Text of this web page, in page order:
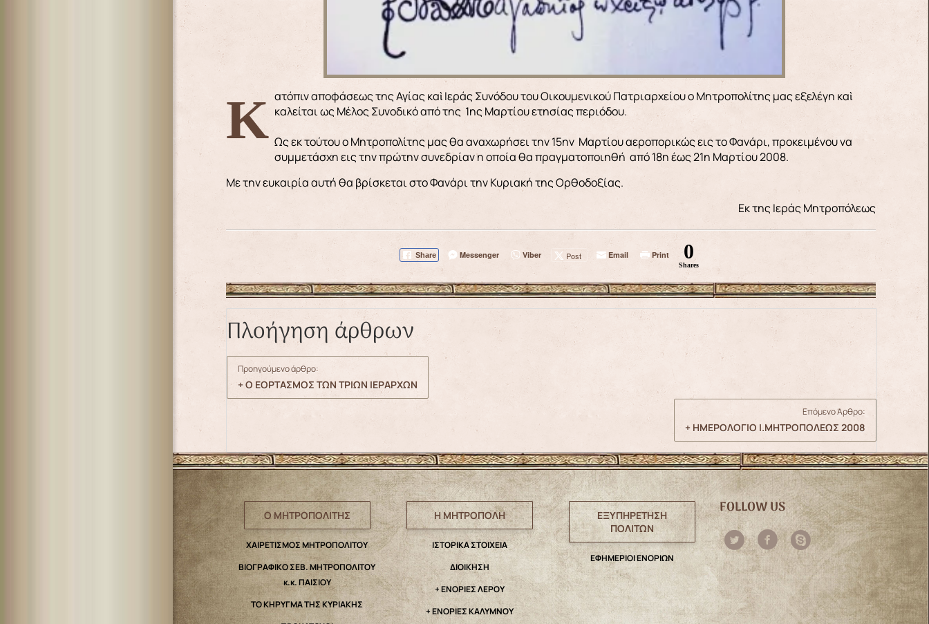
Κατόπιν αποφάσεως της Αγίας καὶ Ιεράς Συνόδου του Οικουμενικού Πατριαρχείου ο Μητροπολίτης μας εξελέγη καὶ καλείται ως Μέλος Συνοδικό από της 1ης Μαρτίου ετησίας περιόδου.
Ως εκ τούτου ο Μητροπολίτης μας θα αναχωρήσει την 15ην Μαρτίου αεροπορικώς εις το Φανάρι, προκειμένου να
συμμετάσχη εις την πρώτην συνεδρίαν η οποία θα πραγματοποιηθή από 18η έως 21η Μαρτίου 2008.
Με την ευκαιρία αυτή θα βρίσκεται στο Φανάρι την Κυριακή της Ορθοδοξίας.
Εκ της Ιεράς Μητροπόλεως
Share Messenger Viber Post Email Print 0
Shares
Πλοήγηση άρθρων
Προηγούμενο άρθρο:
+ Ο ΕΟΡΤΑΣΜΟΣ ΤΩΝ ΤΡΙΩΝ ΙΕΡΑΡΧΩΝ
Επόμενο Άρθρο:
+ ΗΜΕΡΟΛΟΓΙΟ Ι.ΜΗΤΡΟΠΟΛΕΩΣ 2008
Ο ΜΗΤΡΟΠΟΛΙΤΗΣ
ΧΑΙΡΕΤΙΣΜΟΣ ΜΗΤΡΟΠΟΛΙΤΟΥ
ΒΙΟΓΡΑΦΙΚΟ ΣΕΒ. ΜΗΤΡΟΠΟΛΙΤΟΥ
κ.κ. ΠΑΙΣΙΟΥ
ΤΟ ΚΗΡΥΓΜΑ ΤΗΣ ΚΥΡΙΑΚΗΣ
Η ΜΗΤΡΟΠΟΛΗ
IΣΤΟΡΙΚΑ ΣΤΟΙΧΕΙΑ
ΔΙΟΙΚΗΣΗ
+ ΕΝΟΡΙΕΣ ΛΕΡΟΥ
+ ΕΝΟΡΙΕΣ ΚΑΛΥΜΝΟΥ
ΕΞΥΠΗΡΕΤΗΣΗ
ΠΟΛΙΤΩΝ
ΕΦΗΜΕΡΙΟΙ ΕΝΟΡΙΩΝ
FOLLOW US